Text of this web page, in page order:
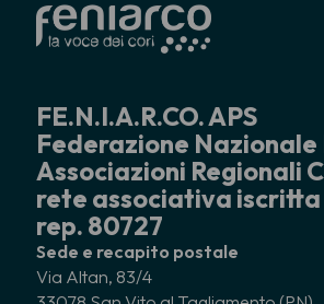
FE.N.I.A.R.CO. APS
Federazione
Associazioni Regionali
rete associativa iscritta
rep. 80727
Sede e recapito postale
Via Altan, 83/4